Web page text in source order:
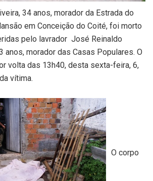
34 anos, morador da Estrada do
em Conceição do Coité, foi morto
pelo lavrador José Reinaldo
anos, morador das Casas Populares. O
volta das 13h40, desta sexta-feira, 6,
vítima.
O corpo